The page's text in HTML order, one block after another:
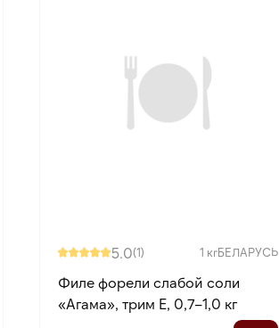
5.0(1) 1 кгБЕЛАРУСЬ
Филе форели слабой соли
«Агама», трим E, 0,7–1,0 кг